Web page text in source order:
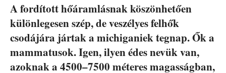
A fordított hőáramlásnak köszönhetően
különlegesen szép, de veszélyes felhők
csodájára jártak a michiganiek tegnap. Ők a
mammatusok. Igen, ilyen édes nevük van,
azoknak a 4500–7500 méteres magasságban,